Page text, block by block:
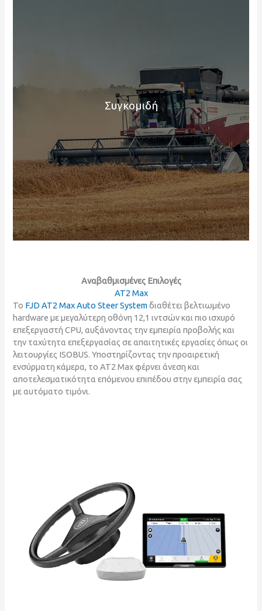
Συγκομιδή
Αναβαθμισμένες Επιλογές
ΑΤ2 Max
Το FJD AT2 Max Auto Steer Systemδιαθέτει βελτιωμένο
hardware με μεγαλύτερη οθόνη 12,1 ιντσών και πιο ισχυρό
επεξεργαστή CPU, αυξάνοντας την εμπειρία προβολής και
την ταχύτητα επεξεργασίας σε απαιτητικές εργασίες όπως οι
λειτουργίες ISOBUS. Υποστηρίζοντας την προαιρετική
ενσύρματη κάμερα, το AT2 Max φέρνει άνεση και
αποτελεσματικότητα επόμενου επιπέδου στην εμπειρία σας
με αυτόματο τιμόνι.